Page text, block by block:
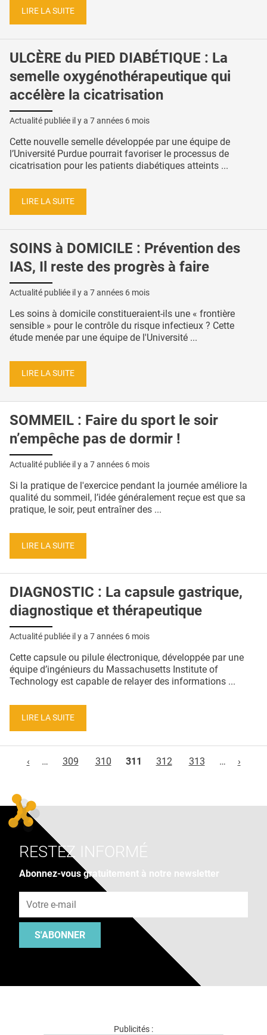
LIRE LA SUITE
ULCÈRE du PIED DIABÉTIQUE : La
semelle oxygénothérapeutique qui
accélère la cicatrisation
Actualité publiée il y a 7 années 6 mois
Cette nouvelle semelle développée par une équipe de
l’Université Purdue pourrait favoriser le processus de
cicatrisation pour les patients diabétiques atteints ...
LIRE LA SUITE
SOINS à DOMICILE : Prévention des
IAS, Il reste des progrès à faire
Actualité publiée il y a 7 années 6 mois
Les soins à domicile constitueraient-ils une « frontière
sensible » pour le contrôle du risque infectieux ? Cette
étude menée par une équipe de l'Université ...
LIRE LA SUITE
SOMMEIL : Faire du sport le soir
n’empêche pas de dormir !
Actualité publiée il y a 7 années 6 mois
Si la pratique de l'exercice pendant la journée améliore la
qualité du sommeil, l’idée généralement reçue est que sa
pratique, le soir, peut entraîner des ...
LIRE LA SUITE
DIAGNOSTIC : La capsule gastrique,
diagnostique et thérapeutique
Actualité publiée il y a 7 années 6 mois
Cette capsule ou pilule électronique, développée par une
équipe d’ingénieurs du Massachusetts Institute of
Technology est capable de relayer des informations ...
LIRE LA SUITE
‹
… 309 310 311 312 313 … ›
RESTEZ INFORMÉ
Abonnez-vous gratuitement à notre newsletter
S'ABONNER
Publicités :